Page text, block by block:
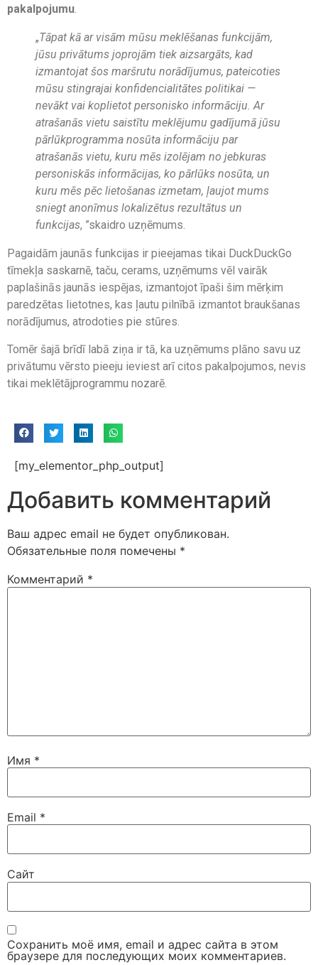
pakalpojumu.
„Tāpat kā ar visām mūsu meklēšanas funkcijām,
jūsu privātums joprojām tiek aizsargāts, kad
izmantojat šos maršrutu norādījumus, pateicoties
mūsu stingrajai konfidencialitātes politikai —
nevākt vai koplietot personisko informāciju. Ar
atrašanās vietu saistītu meklējumu gadījumā jūsu
pārlūkprogramma nosūta informāciju par
atrašanās vietu, kuru mēs izolējam no jebkuras
personiskās informācijas, ko pārlūks nosūta, un
kuru mēs pēc lietošanas izmetam, ļaujot mums
sniegt anonīmus lokalizētus rezultātus un
funkcijas, ”skaidro uzņēmums.
Pagaidām jaunās funkcijas ir pieejamas tikai DuckDuckGo
tīmekļa saskarnē, taču, cerams, uzņēmums vēl vairāk
paplašinās jaunās iespējas, izmantojot īpaši šim mērķim
paredzētas lietotnes, kas ļautu pilnībā izmantot braukšanas
norādījumus, atrodoties pie stūres.
Tomēr šajā brīdī labā ziņa ir tā, ka uzņēmums plāno savu uz
privātumu vērsto pieeju ieviest arī citos pakalpojumos, nevis
tikai meklētājprogrammu nozarē.
[my_elementor_php_output]
Добавить комментарий
Ваш адрес email не будет опубликован.
Обязательные поля помечены *
Комментарий *
Имя *
Email *
Сайт
Сохранить моё имя, email и адрес сайта в этом
браузере для последующих моих комментариев.